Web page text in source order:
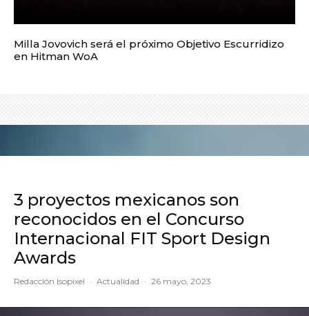
Milla Jovovich será el próximo Objetivo Escurridizo
en Hitman WoA
3 proyectos mexicanos son
reconocidos en el Concurso
Internacional FIT Sport Design
Awards
Redacción Isopixel · Actualidad · 26 mayo, 2023